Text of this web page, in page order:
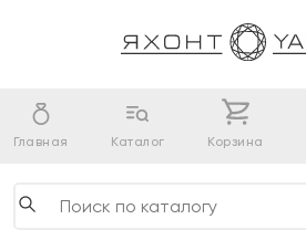
Главная Каталог Корзина